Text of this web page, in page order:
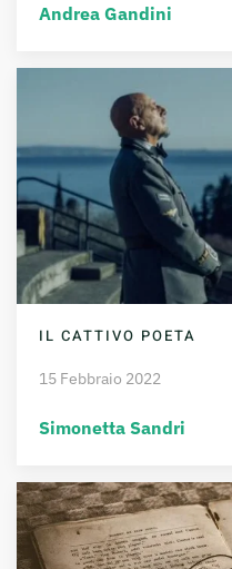
Andrea Gandini
IL CATTIVO POETA
15 Febbraio 2022
Simonetta Sandri